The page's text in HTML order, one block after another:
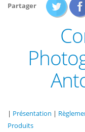
Partager
| Présentation |
Produits